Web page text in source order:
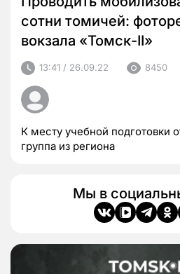
сотни томичей:
вокзала «Томск-II»
13:41 / 26.09.22 8450
К месту учебной подготовки
группа из региона
Мы в